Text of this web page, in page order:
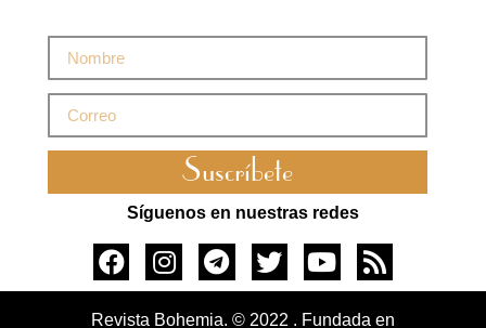
Suscríbete
Síguenos en nuestras redes
Revista Bohemia. © 2022 . Fundada en